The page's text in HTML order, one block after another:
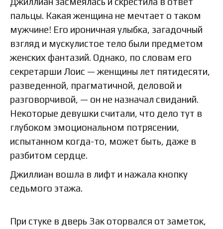
пальцы. Какая женщина не мечтает о таком
мужчине! Его ироничная улыбка, загадочный
взгляд и мускулистое тело были предметом
женских фантазий. Однако, по словам его
секретарши Лоис — женщины лет пятидесяти,
разведенной, прагматичной, деловой и
разговорчивой, — он не назначал свиданий.
Некоторые девушки считали, что дело тут в
глубоком эмоциональном потрясении,
испытанном когда-то, может быть, даже в
разбитом сердце.
Джиллиан вошла в лифт и нажала кнопку
седьмого этажа.
При стуке в дверь Зак оторвался от заметок,